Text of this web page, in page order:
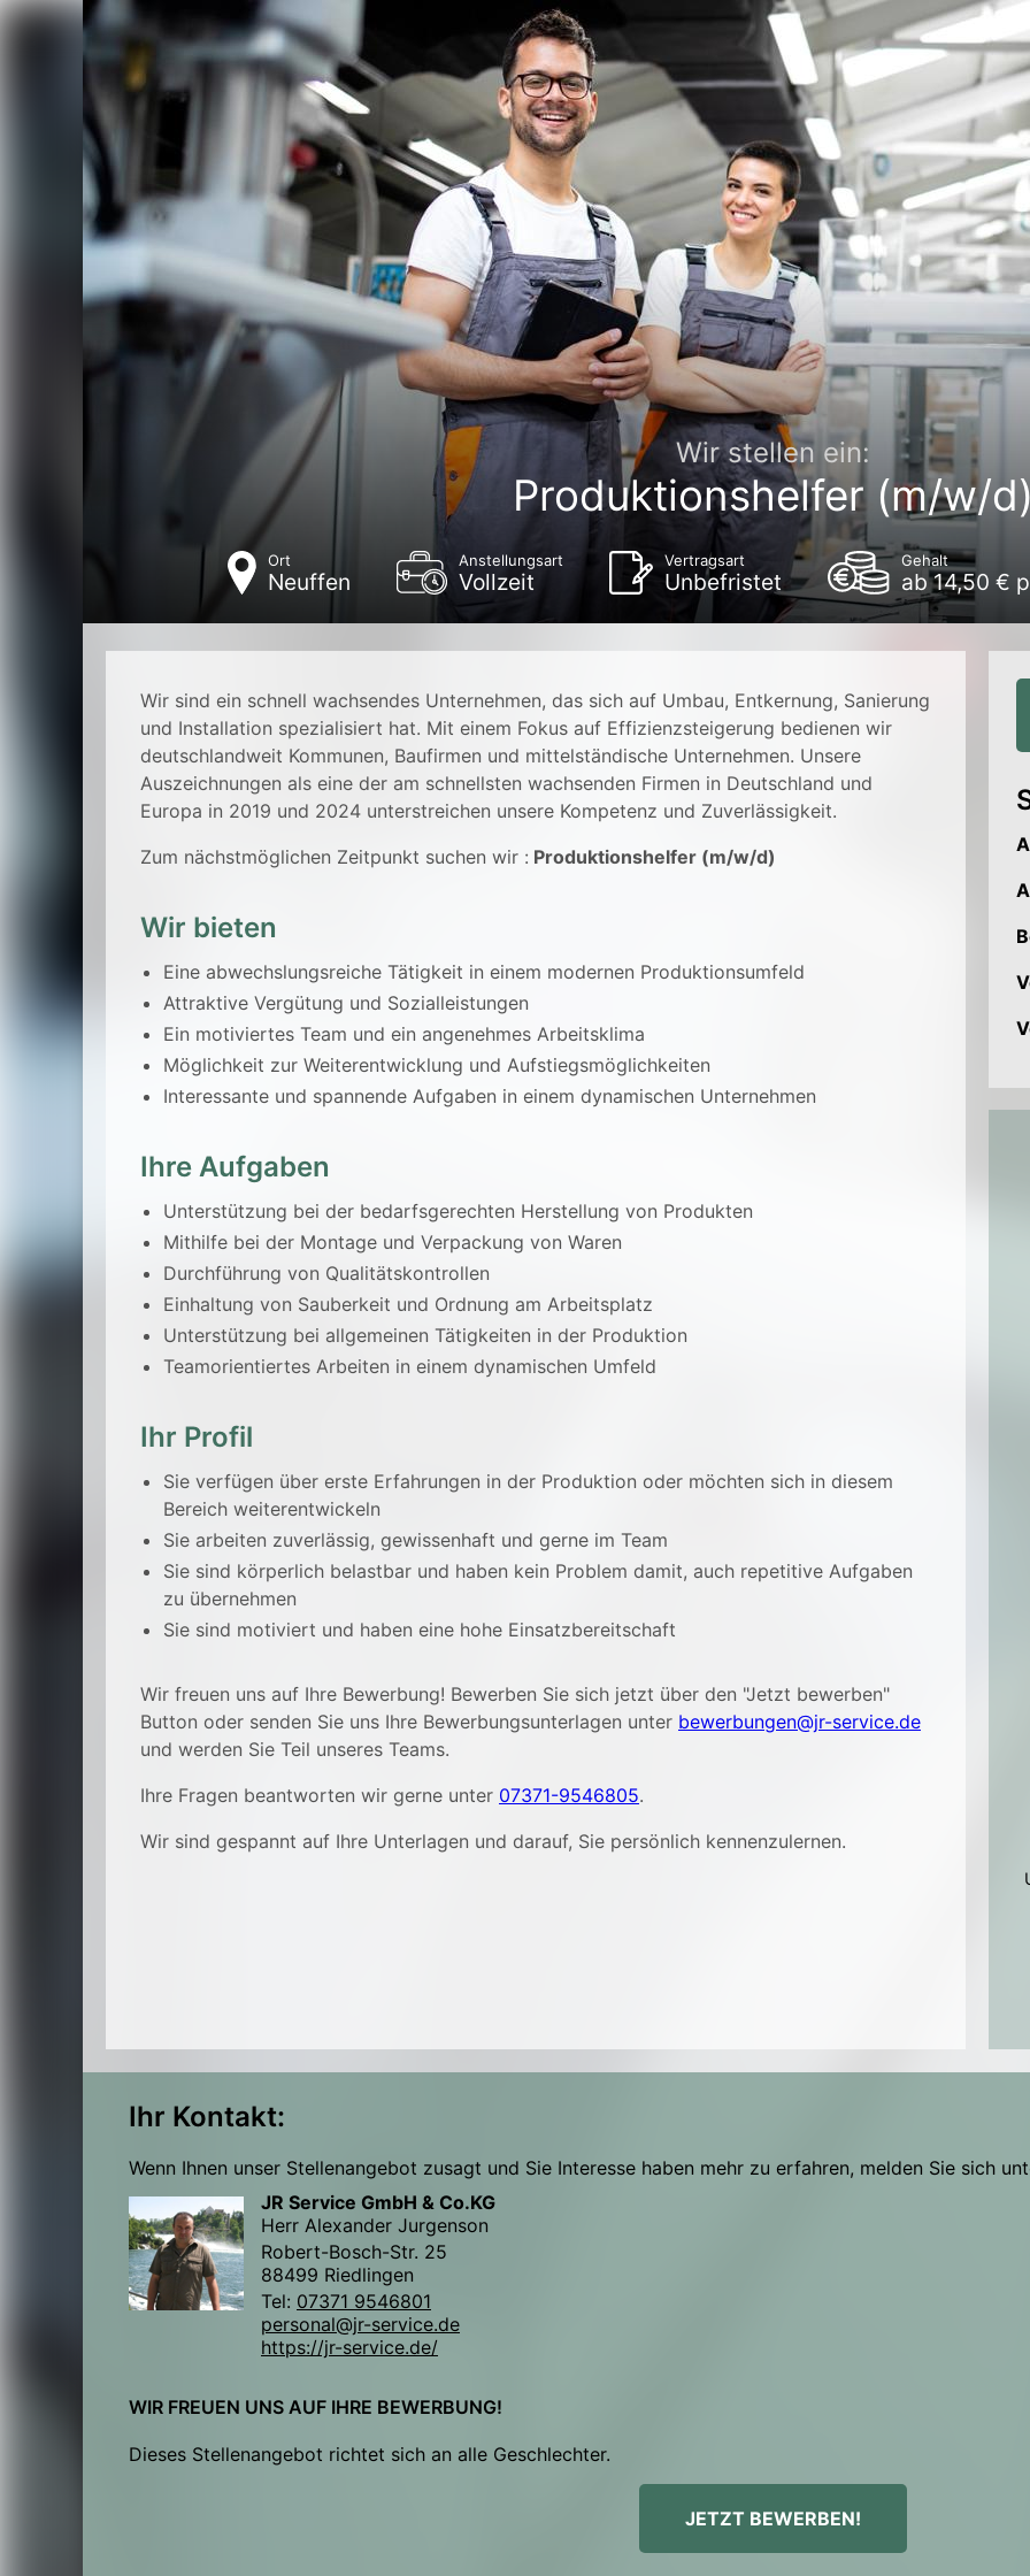
Wir stellen ein:
Produktionshelfer (m/w/
Ort
Neuffen
Anstellungsart
Vollzeit
Vertragsart
Unbefristet
Gehalt
ab 14,50 €
Wir sind ein schnell wachsendes Unternehmen, das sich auf Umbau, Entkernung, Sanierung
und Installation spezialisiert hat. Mit einem Fokus auf Effizienzsteigerung bedienen wir
deutschlandweit Kommunen, Baufirmen und mittelständische Unternehmen. Unsere
Auszeichnungen als eine der am schnellsten wachsenden Firmen in Deutschland und
Europa in 2019 und 2024 unterstreichen unsere Kompetenz und Zuverlässigkeit.
Zum nächstmöglichen Zeitpunkt suchen wir : Produktionshelfer (m/w/d)
Wir bieten
Eine abwechslungsreiche Tätigkeit in einem modernen Produktionsumfeld
Attraktive Vergütung und Sozialleistungen
Ein motiviertes Team und ein angenehmes Arbeitsklima
Möglichkeit zur Weiterentwicklung und Aufstiegsmöglichkeiten
Interessante und spannende Aufgaben in einem dynamischen Unternehmen
Ihre Aufgaben
Unterstützung bei der bedarfsgerechten Herstellung von Produkten
Mithilfe bei der Montage und Verpackung von Waren
Durchführung von Qualitätskontrollen
Einhaltung von Sauberkeit und Ordnung am Arbeitsplatz
Unterstützung bei allgemeinen Tätigkeiten in der Produktion
Teamorientiertes Arbeiten in einem dynamischen Umfeld
Ihr Profil
Sie verfügen über erste Erfahrungen in der Produktion oder möchten sich in diesem
Bereich weiterentwickeln
Sie arbeiten zuverlässig, gewissenhaft und gerne im Team
Sie sind körperlich belastbar und haben kein Problem damit, auch repetitive Aufgaben
zu übernehmen
Sie sind motiviert und haben eine hohe Einsatzbereitschaft
Wir freuen uns auf Ihre Bewerbung! Bewerben Sie sich jetzt über den "Jetzt bewerben"
Button oder senden Sie uns Ihre Bewerbungsunterlagen unter bewerbungen@jr-service.de
und werden Sie Teil unseres Teams.
Ihre Fragen beantworten wir gerne unter 07371-9546805.
Wir sind gespannt auf Ihre Unterlagen und darauf, Sie persönlich kennenzulernen.
Ihr Kontakt:
Wenn Ihnen unser Stellenangebot zusagt und Sie Interesse haben mehr zu erfahren, melden Sie sich
JR Service GmbH & Co.KG
Herr Alexander Jurgenson
Robert-Bosch-Str. 25
88499 Riedlingen
Tel: 07371 9546801
personal@jr-service.de
https://jr-service.de/
WIR FREUEN UNS AUF IHRE BEWERBUNG!
Dieses Stellenangebot richtet sich an alle Geschlechter.
JETZT BEWERBEN!